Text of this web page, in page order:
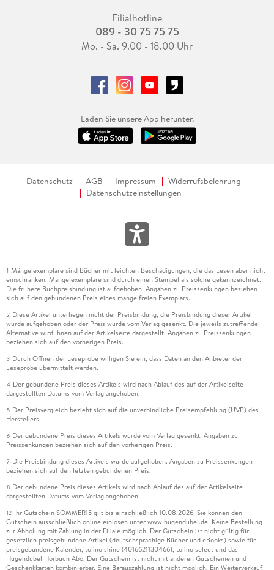
Filialhotline
089 - 30 75 75 75
Mo. - Sa. 9.00 - 18.00 Uhr
Laden Sie unsere App herunter.
Datenschutz AGB Impressum
Widerrufsbelehrung
Datenschutzeinstellungen
1 Mängelexemplare sind Bücher mit leichten Beschädigungen, die das Lesen aber nicht
einschränken. Mängelexemplare sind durch einen Stempel als solche gekennzeichnet.
Die frühere Buchpreisbindung ist aufgehoben. Angaben zu Preissenkungen beziehen
sich auf den gebundenen Preis eines mangelfreien Exemplars.
2 Diese Artikel unterliegen nicht der Preisbindung, die Preisbindung dieser Artikel
wurde aufgehoben oder der Preis wurde vom Verlag gesenkt. Die jeweils zutreffende
Alternative wird Ihnen auf der Artikelseite dargestellt. Angaben zu Preissenkungen
beziehen sich auf den vorherigen Preis.
3 Durch Öffnen der Leseprobe willigen Sie ein, dass Daten an den Anbieter der
Leseprobe übermittelt werden.
4 Der gebundene Preis dieses Artikels wird nach Ablauf des auf der Artikelseite
dargestellten Datums vom Verlag angehoben.
5 Der Preisvergleich bezieht sich auf die unverbindliche Preisempfehlung (UVP) des
Herstellers.
6 Der gebundene Preis dieses Artikels wurde vom Verlag gesenkt. Angaben zu
Preissenkungen beziehen sich auf den vorherigen Preis.
7 Die Preisbindung dieses Artikels wurde aufgehoben. Angaben zu Preissenkungen
beziehen sich auf den letzten gebundenen Preis.
8 Der gebundene Preis dieses Artikels wird nach Ablauf des auf der Artikelseite
dargestellten Datums vom Verlag angehoben.
12 Ihr Gutschein SOMMER13 gilt bis einschließlich 10.08.2026. Sie können den
Gutschein ausschließlich online einlösen unter www.hugendubel.de. Keine Bestellung
zur Abholung mit Zahlung in der Filiale möglich. Der Gutschein ist nicht gültig für
gesetzlich preisgebundene Artikel (deutschsprachige Bücher und eBooks) sowie für
preisgebundene Kalender, tolino shine (4016621130466), tolino select und das
Hugendubel Hörbuch Abo. Der Gutschein ist nicht mit anderen Gutscheinen und
Geschenkkarten kombinierbar. Eine Barauszahlung ist nicht möglich. Ein Weiterverkauf